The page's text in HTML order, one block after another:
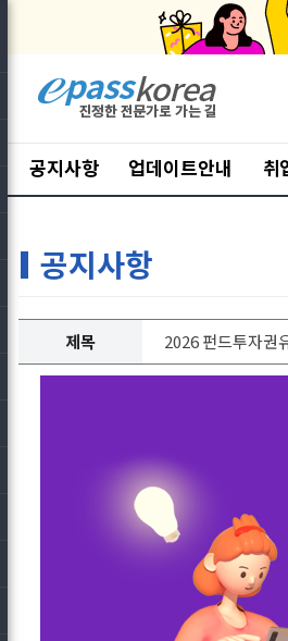
공지사항 업데이트안내 취
공지사항
제목 2026 펀드투자권